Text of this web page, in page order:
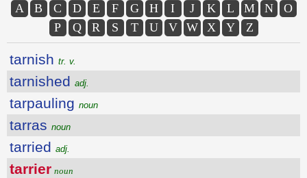
A B C D E F G H I J K L M N
O
P
Q R S T U V W X Y Z
tarnish tr. v.
tarnished adj.
tarpauling noun
tarras noun
tarried adj.
tarrier noun